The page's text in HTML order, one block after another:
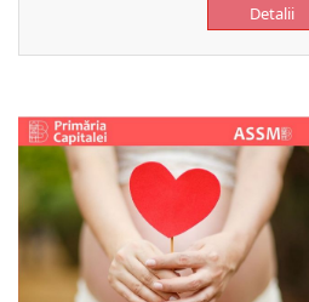
Detalii